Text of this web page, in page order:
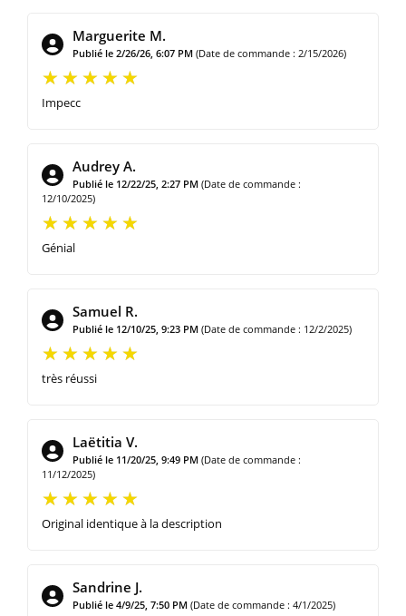
Marguerite M.
Publié le 2/26/26, 6:07 PM (Date de commande : 2/15/2026)
Impecc
Audrey A.
Publié le 12/22/25, 2:27 PM (Date de commande :
12/10/2025)
Génial
Samuel R.
Publié le 12/10/25, 9:23 PM (Date de commande : 12/2/2025)
très réussi
Laëtitia V.
Publié le 11/20/25, 9:49 PM (Date de commande :
11/12/2025)
Original identique à la description
Sandrine J.
Publié le 4/9/25, 7:50 PM (Date de commande : 4/1/2025)